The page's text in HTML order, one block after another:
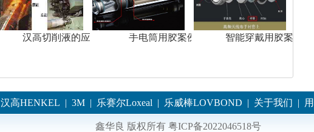
汉高切削液的应用 手电筒用胶案例 智能穿戴用胶案例
汉高HENKEL | 3M | 乐赛尔Loxeal | 乐威棒LOVBOND | 关于我们 |
鑫华良 版权所有 粤ICP备2022046518号